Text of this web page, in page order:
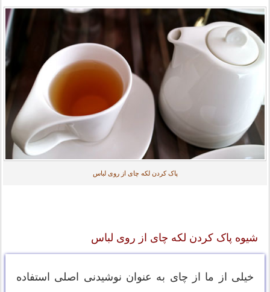
پاک کردن لکه چای از روی لباس
شیوه پاک کردن لکه چای از روی لباس
خیلی از ما از چای به عنوان نوشیدنی اصلی استفاده